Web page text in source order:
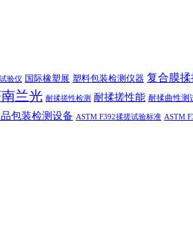
验仪 国际橡塑展 塑料包装检测仪器 复合膜
兰光 耐揉搓性检测 耐揉搓性能 耐揉曲性测
包装检测设备 ASTM F392揉搓试验标准 ASTM